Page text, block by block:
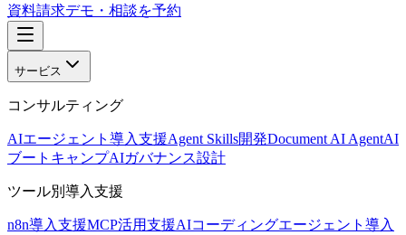
資料請求デモ・相談を予約
サービス
コンサルティング
AIエージェント導入支援Agent Skills開発Document AI AgentAI
ブートキャンプAIガバナンス設計
ツール別導入支援
n8n導入支援MCP活用支援AIコーディングエージェント導入